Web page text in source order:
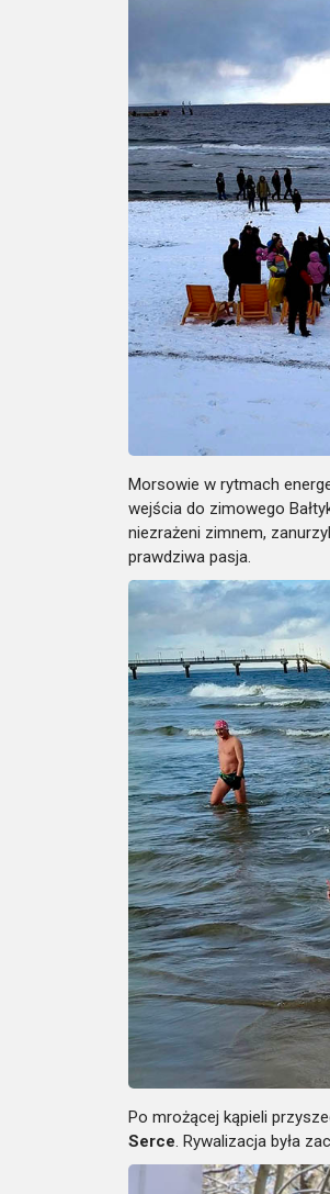
Morsowie w rytmach
wejścia do zimowego
niezrażeni zimnem,
prawdziwa pasja.
Po mrożącej kąpieli
Serce. Rywalizacja była